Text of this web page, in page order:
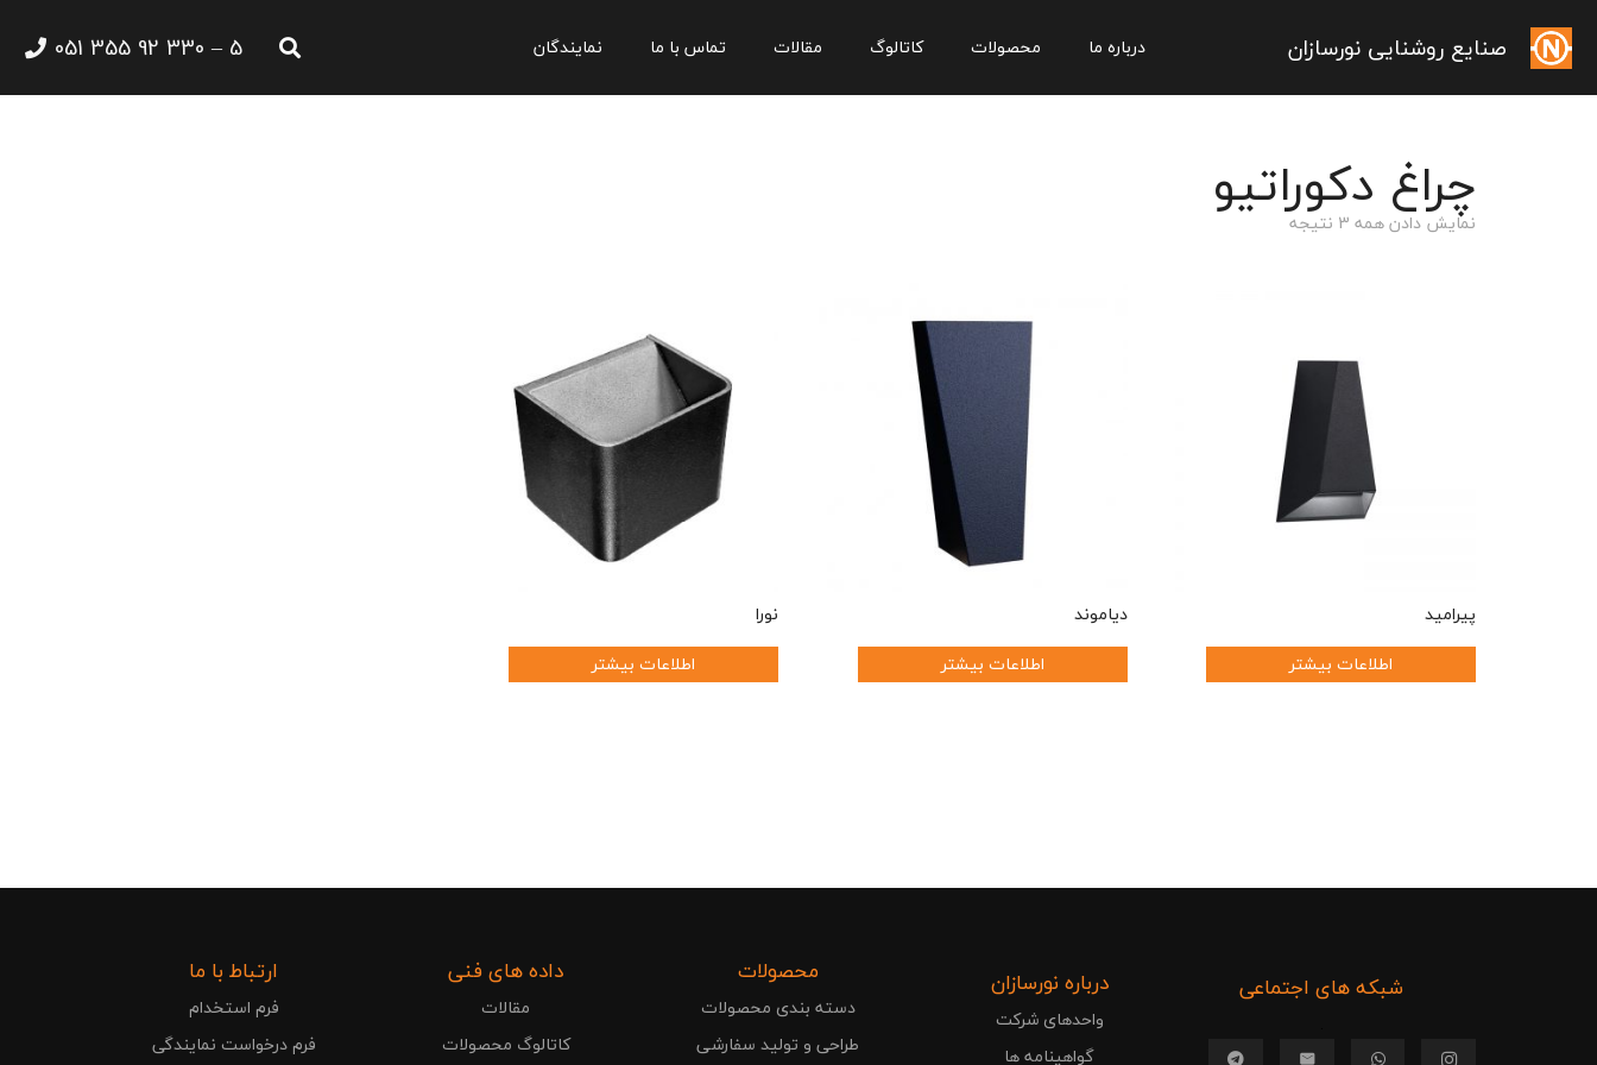
صنایع روشنایی نورسازان درباره ما محصولات کاتالوگ مقالات تماس با ما نمایندگان 5 – 330 92 355 051
چراغ دکوراتیو
نمایش دادن همه 3 نتیجه
پیرامید
اطلاعات بیشتر
دیاموند
اطلاعات بیشتر
نورا
اطلاعات بیشتر
شبکه های اجتماعی درباره نورسازان
واحدهای شرکت
گواهینامه ها
محصولات
دسته بندی محصولات
طراحی و تولید سفارشی
داده های فنی
مقالات
کاتالوگ محصولات
ارتباط با ما
فرم استخدام
فرم درخواست نمایندگی